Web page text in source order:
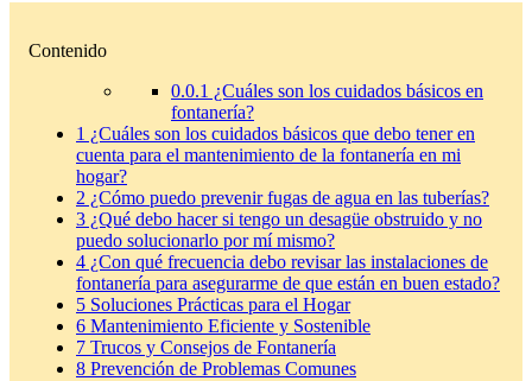
Contenido
0.0.1 ¿Cuáles son los cuidados básicos en
fontanería?
1 ¿Cuáles son los cuidados básicos que debo tener en
cuenta para el mantenimiento de la fontanería en mi
hogar?
2 ¿Cómo puedo prevenir fugas de agua en las tuberías?
3 ¿Qué debo hacer si tengo un desagüe obstruido y no
puedo solucionarlo por mí mismo?
4 ¿Con qué frecuencia debo revisar las instalaciones de
fontanería para asegurarme de que están en buen estado?
5 Soluciones Prácticas para el Hogar
6 Mantenimiento Eficiente y Sostenible
7 Trucos y Consejos de Fontanería
8 Prevención de Problemas Comunes